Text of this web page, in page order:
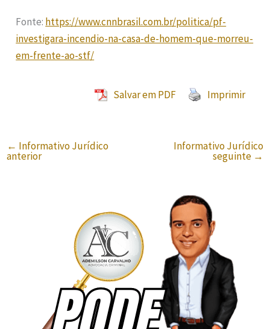
Fonte: https://www.cnnbrasil.com.br/politica/pf-
investigara-incendio-na-casa-de-homem-que-morreu-
em-frente-ao-stf/
Salvar em PDF Imprimir
← Informativo Jurídico
anterior
Informativo Jurídico
seguinte →